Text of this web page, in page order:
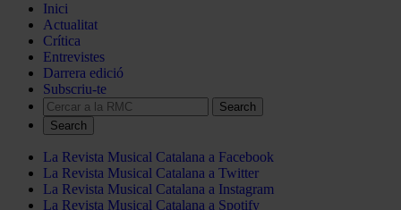
Inici
Actualitat
Crítica
Entrevistes
Darrera edició
Subscriu-te
Search
La Revista Musical Catalana a Facebook
La Revista Musical Catalana a Twitter
La Revista Musical Catalana a Instagram
La Revista Musical Catalana a Spotify